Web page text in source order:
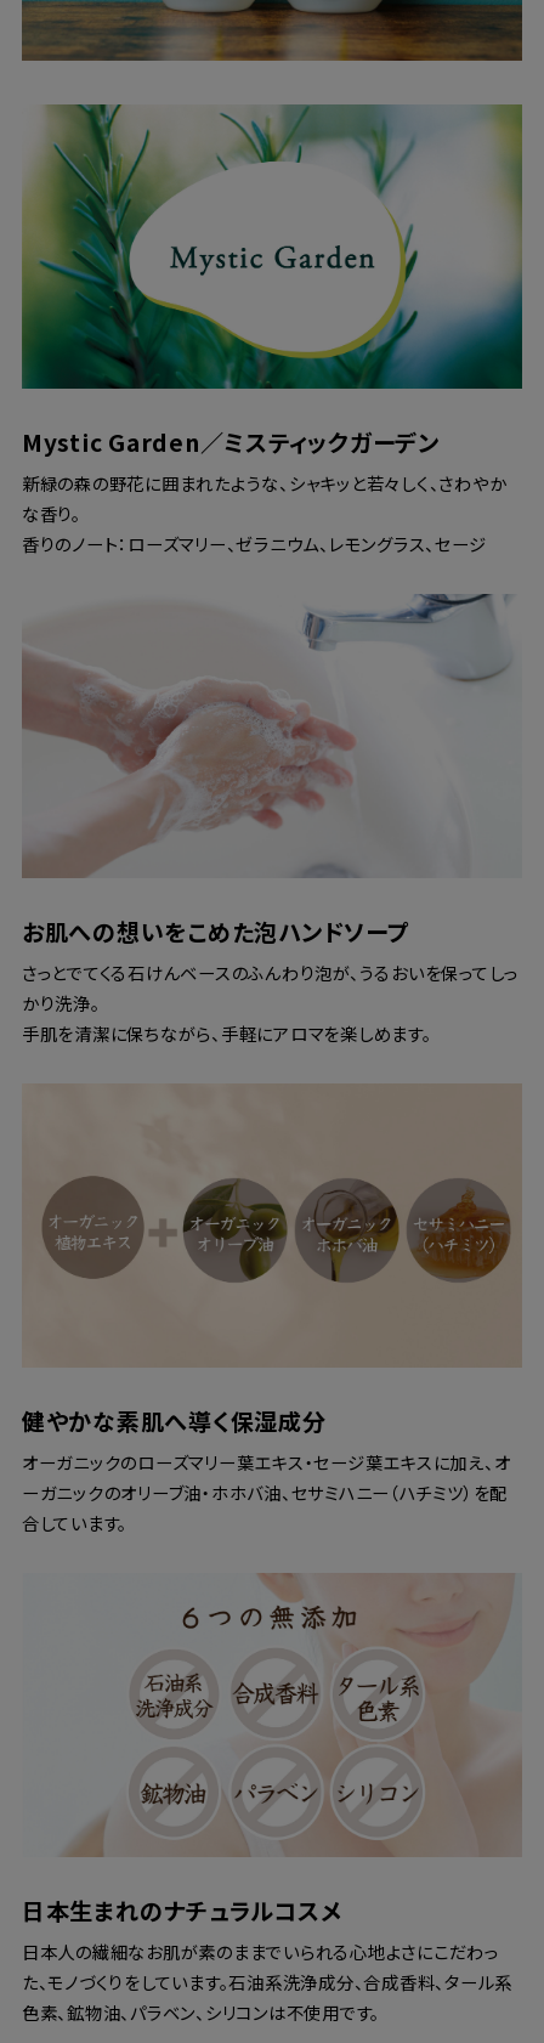
Mystic Garden／ミスティックガーデン
新緑の森の野花に囲まれたような、シャキッと若々しく、さわやか
な香り。
香りのノート：ローズマリー、ゼラニウム、レモングラス、セージ
お肌への想いをこめた泡ハンドソープ
さっとでてくる石けんベースのふんわり泡が、うるおいを保ってしっ
かり洗浄。
手肌を清潔に保ちながら、手軽にアロマを楽しめます。
健やかな素肌へ導く保湿成分
オーガニックのローズマリー葉エキス・セージ葉エキスに加え、オ
ーガニックのオリーブ油・ホホバ油、セサミハニー（ハチミツ）を配
合しています。
日本生まれのナチュラルコスメ
日本人の繊細なお肌が素のままでいられる心地よさにこだわっ
た、モノづくりをしています。石油系洗浄成分、合成香料、タール系
色素、鉱物油、パラベン、シリコンは不使用です。